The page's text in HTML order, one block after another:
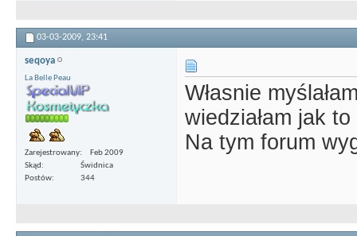
03-03-2009, 23:41
seqoya
La Belle Peau
Zarejestrowany
Feb 2009
Skąd
Świdnica
Postów
344
Własnie
wiedziałam jak
Na tym forum